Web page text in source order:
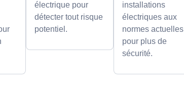
électrique pour
détecter tout risque
potentiel.
installations
électriques aux
normes actuelles
pour plus de
sécurité.